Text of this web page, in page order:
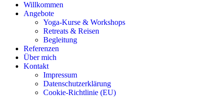
Willkommen
Angebote
Yoga-Kurse & Workshops
Retreats & Reisen
Begleitung
Referenzen
Über mich
Kontakt
Impressum
Datenschutzerklärung
Cookie-Richtlinie (EU)